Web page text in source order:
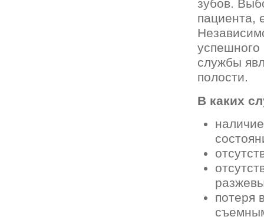
зубов.
пациента,
успешного
службы
полости.
В каких
потеря